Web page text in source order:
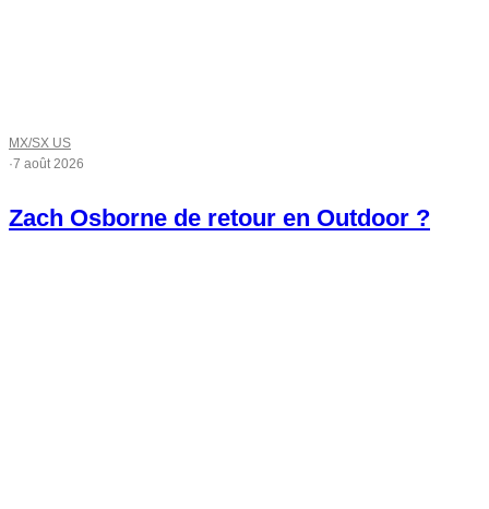
MX/SX US
·7 août 2026
Zach Osborne de retour en Outdoor ?